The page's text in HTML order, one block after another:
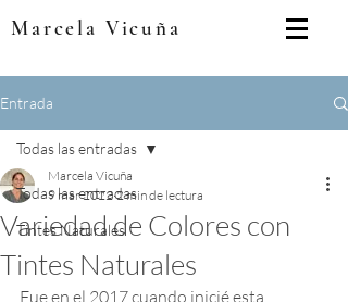
Marcela Vicuña
Entrada
Todas las entradas
Tintes Naturales
Todas las entradas
Variedad de Colores con
Tintes Naturales
Marcela Vicuña
9 mar 2022 2 min de lectura
Fue en el 2017 cuando inicié esta